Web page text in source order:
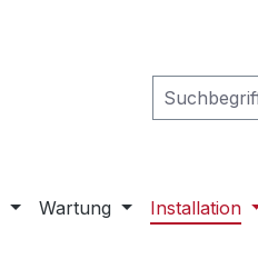
Wartung Installation